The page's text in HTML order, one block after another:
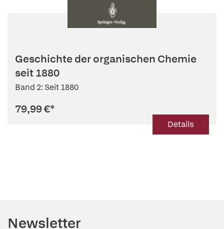
Geschichte der organischen Chemie
seit 1880
Band 2: Seit 1880
79,99 €*
Details
Newsletter